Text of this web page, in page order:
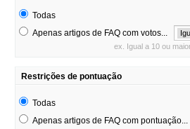
Todas
Apenas artigos de FAQ com votos...
ex. Igual a 10 ou
Restrições de pontuação
Todas
Apenas artigos de FAQ com pontuação...